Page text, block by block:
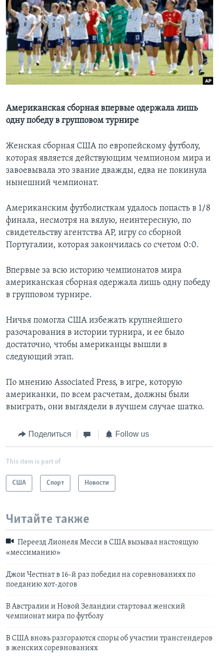
Learning English
СОЦИАЛЬНЫЕ СЕТИ
Американская сборная впервые одержала лишь
одну победу в групповом турнире
Женская сборная США по европейскому футболу,
которая является действующим чемпионом мира и
завоевывала это звание дважды, едва не покинула
нынешний чемпионат.
Американским футболисткам удалось попасть в 1/8
финала, несмотря на вялую, неинтересную, по
свидетельству агентства АР, игру со сборной
Португалии, которая закончилась со счетом 0:0.
Впервые за всю историю чемпионатов мира
американская сборная одержала лишь одну победу
в групповом турнире.
Ничья помогла США избежать крупнейшего
разочарования в истории турнира, и ее было
достаточно, чтобы американцы вышли в
следующий этап.
По мнению Associated Press, в игре, которую
американки, по всем расчетам, должны были
выиграть, они выглядели в лучшем случае шатко.
Поделиться Follow us
This item is part of
США Спорт Новости
Читайте также
Переезд Лионеля Месси в США вызывал настоящую
«мессиманию»
Джои Честнат в 16-й раз победил на соревнованиях по
поеданию хот-догов
В Австралии и Новой Зеландии стартовал женский
чемпионат мира по футболу
В США вновь разгораются споры об участии трансгендеров
в женских соревнованиях